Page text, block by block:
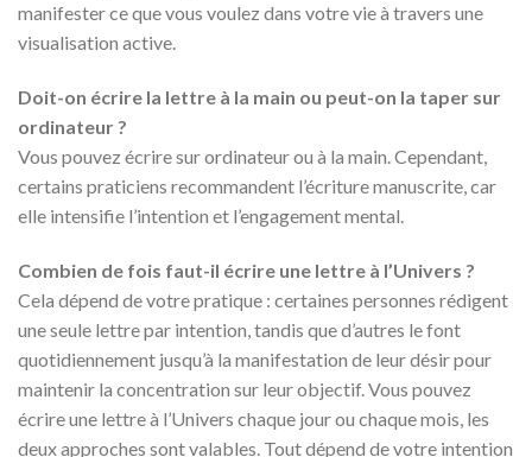
manifester ce que vous voulez dans votre vie à travers une
visualisation active.
Doit-on écrire la lettre à la main ou peut-on la taper sur
ordinateur ?
Vous pouvez écrire sur ordinateur ou à la main. Cependant,
certains praticiens recommandent l’écriture manuscrite, car
elle intensifie l’intention et l’engagement mental.
Combien de fois faut-il écrire une lettre à l’Univers ?
Cela dépend de votre pratique : certaines personnes rédigent
une seule lettre par intention, tandis que d’autres le font
quotidiennement jusqu’à la manifestation de leur désir pour
maintenir la concentration sur leur objectif. Vous pouvez
écrire une lettre à l’Univers chaque jour ou chaque mois, les
deux approches sont valables. Tout dépend de votre intention